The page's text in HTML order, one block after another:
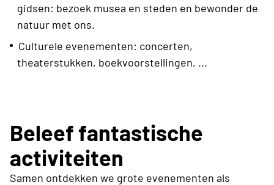
gidsen: bezoek musea en steden en bewonder de
natuur met ons.
Culturele evenementen: concerten,
theaterstukken, boekvoorstellingen, ...
Beleef fantastische
activiteiten
Samen ontdekken we grote evenementen als